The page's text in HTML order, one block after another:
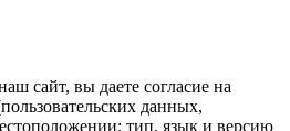
сайт, вы даете согласие на
данных,
тип, язык и версию